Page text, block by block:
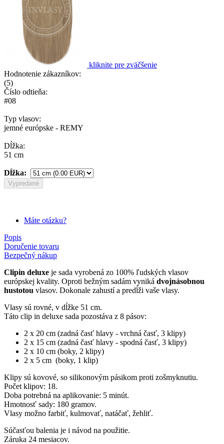
kliknite pre zväčšenie
Hodnotenie zákazníkov:
(5)
Číslo odtieňa:
#08
Typ vlasov:
jemné európske - REMY
Dĺžka:
51 cm
Dĺžka:
Vypredané
Máte otázku?
Popis
Doručenie tovaru
Bezpečný nákup
Clipin deluxe je sada vyrobená zo 100% ľudských vlasov
európskej kvality. Oproti bežným sadám vyniká dvojnásobnou
hustotou vlasov. Dokonale zahustí a predĺži vaše vlasy.
Vlasy sú rovné, v dĺžke 51 cm.
Táto clip in deluxe sada pozostáva z 8 pásov:
2 x 20 cm (zadná časť hlavy - vrchná časť, 3 klipy)
2 x 15 cm (zadná časť hlavy - spodná časť, 3 klipy)
2 x 10 cm (boky, 2 klipy)
2 x 5 cm (boky, 1 klip)
Klipy sú kovové, so silikonovým pásikom proti zošmyknutiu.
Počet klipov: 18.
Doba potrebná na aplikovanie: 5 minút.
Hmotnosť sady: 180 gramov.
Vlasy možno farbiť, kulmovať, natáčať, žehliť.
Súčasťou balenia je i návod na použitie.
Záruka 24 mesiacov.